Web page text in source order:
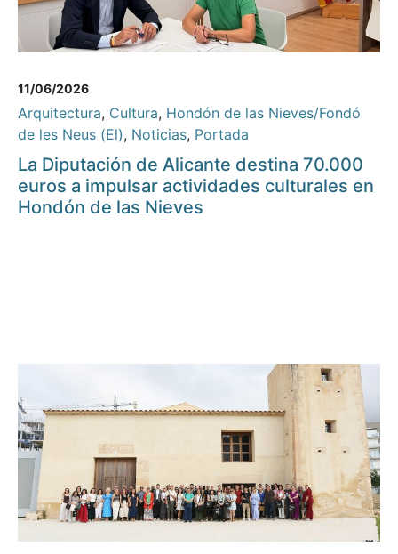
11/06/2026
Arquitectura, Cultura, Hondón de las Nieves/Fondó
de les Neus (El), Noticias, Portada
La Diputación de Alicante destina 70.000
euros a impulsar actividades culturales en
Hondón de las Nieves